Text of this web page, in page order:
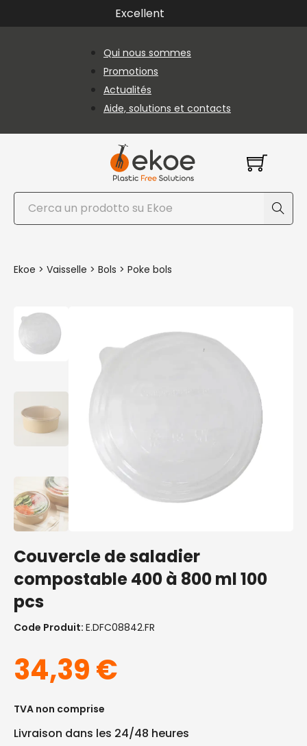
Passer au contenu principal
Passer au pied de page
Excellent
Qui nous sommes
Promotions
Actualités
Aide, solutions et contacts
Rechercher
Ekoe > Vaisselle > Bols > Poke bols
Couvercle de saladier
compostable 400 à 800 ml 100
pcs
Code Produit: E.DFC08842.FR
34,39€
TVA non comprise
Livraison dans les 24/48 heures